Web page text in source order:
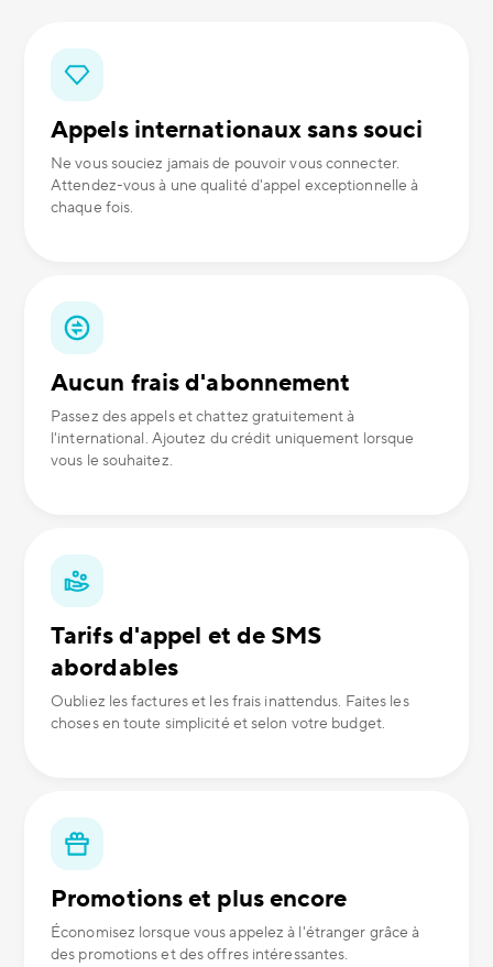
Appels internationaux sans souci
Ne vous souciez jamais de pouvoir vous connecter.
Attendez-vous à une qualité d'appel exceptionnelle à
chaque fois.
Aucun frais d'abonnement
Passez des appels et chattez gratuitement à
l'international. Ajoutez du crédit uniquement lorsque
vous le souhaitez.
Tarifs d'appel et de SMS
abordables
Oubliez les factures et les frais inattendus. Faites les
choses en toute simplicité et selon votre budget.
Promotions et plus encore
Économisez lorsque vous appelez à l'étranger grâce à
des promotions et des offres intéressantes.